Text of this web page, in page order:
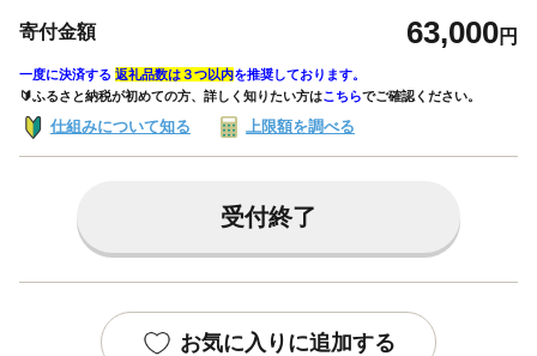
寄付金額 63,000円
一度に決済する 返礼品数は３つ以内を推奨しております。
🔰ふるさと納税が初めての方、詳しく知りたい方はこちらでご確認ください。
仕組みについて知る 上限額を調べる
受付終了
お気に入りに追加する